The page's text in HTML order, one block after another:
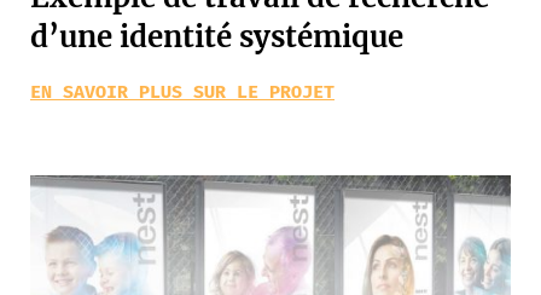
d’une identité systémique
EN SAVOIR PLUS SUR LE PROJET